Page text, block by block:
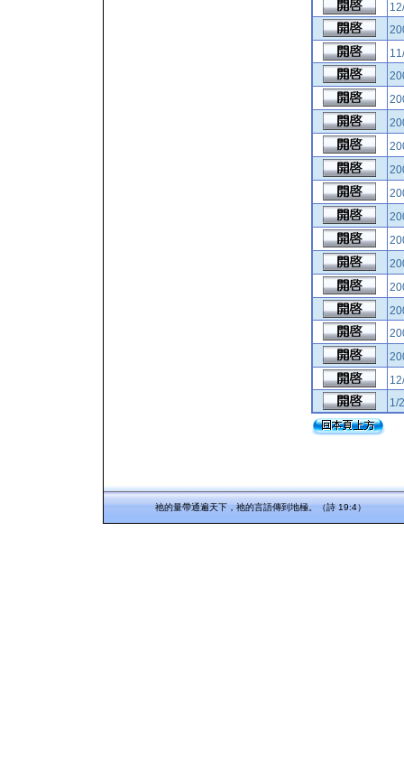
1/
祂的量帶通遍天下，祂的言語傳到地極。（詩 19:4）